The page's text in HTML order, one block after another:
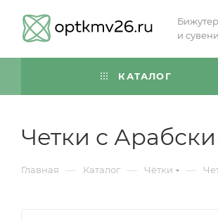
и
КАТАЛОГ
Четки с
Главная — Каталог — Чётки —